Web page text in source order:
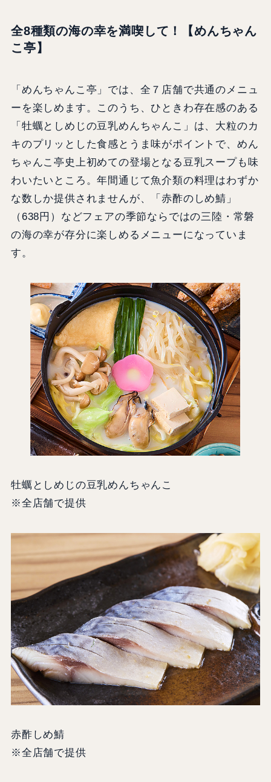
全8種類の海の幸を満喫して！【めんちゃん
こ亭】
「めんちゃんこ亭」では、全７店舗で共通のメニュ
ーを楽しめます。このうち、ひときわ存在感のある
「牡蠣としめじの豆乳めんちゃんこ」は、大粒のカ
キのプリッとした食感とうま味がポイントで、めん
ちゃんこ亭史上初めての登場となる豆乳スープも味
わいたいところ。年間通じて魚介類の料理はわずか
な数しか提供されませんが、「赤酢のしめ鯖」
（638円）などフェアの季節ならではの三陸・常磐
の海の幸が存分に楽しめるメニューになっていま
す。
牡蠣としめじの豆乳めんちゃんこ
※全店舗で提供
赤酢しめ鯖
※全店舗で提供